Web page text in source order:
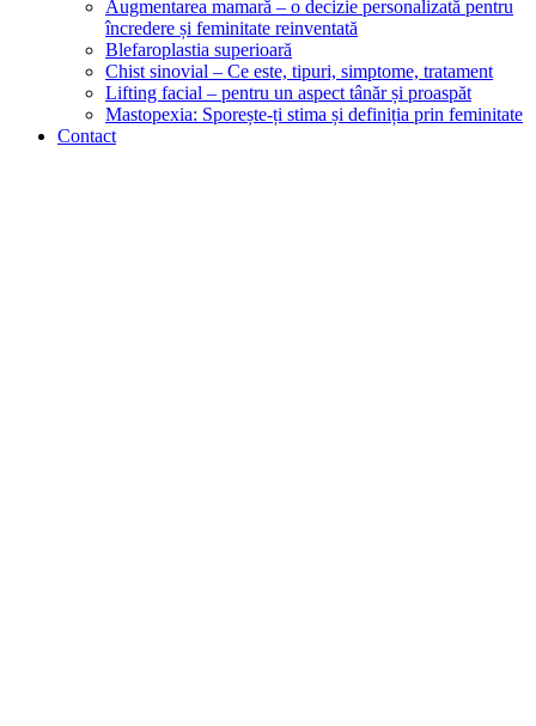
Augmentarea mamară – o decizie personalizată pentru
încredere și feminitate reinventată
Blefaroplastia superioară
Chist sinovial – Ce este, tipuri, simptome, tratament
Lifting facial – pentru un aspect tânăr și proaspăt
Mastopexia: Sporește-ți stima și definiția prin feminitate
Contact